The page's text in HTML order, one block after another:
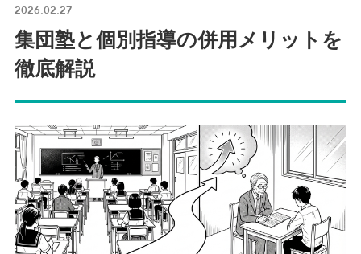
2026.02.27
集団塾と個別指導の併用メリットを
徹底解説